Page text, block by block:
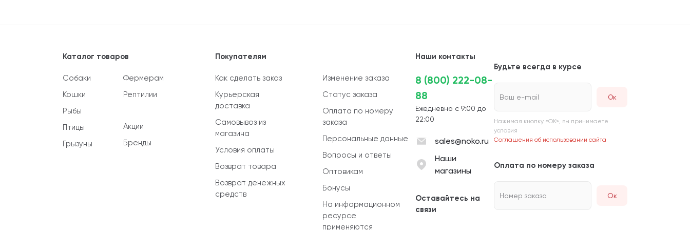
Каталог товаров
Собаки
Кошки
Рыбы
Птицы
Грызуны
Фермерам
Рептилии
Акции
Бренды
Покупателям
Как сделать заказ
Курьерская
доставка
Самовывоз из
магазина
Условия оплаты
Возврат товара
Возврат денежных
средств
Изменение заказа
Статус заказа
Оплата по номеру
заказа
Персональные данные
Вопросы и ответы
Оптовикам
Бонусы
На информационном
ресурсе
применяются
Наши контакты
8 (800) 222-08-
88
Ежедневно с 9:00 до
22:00
sales@noko.ru
Наши
магазины
Оставайтесь на
связи
Будьте всегда в курсе
Ваш e-mail
Нажимая кнопку «ОК», вы принимаете
условия
Соглашения об использовании сайта
Оплата по номеру заказа
Номер заказа Ок